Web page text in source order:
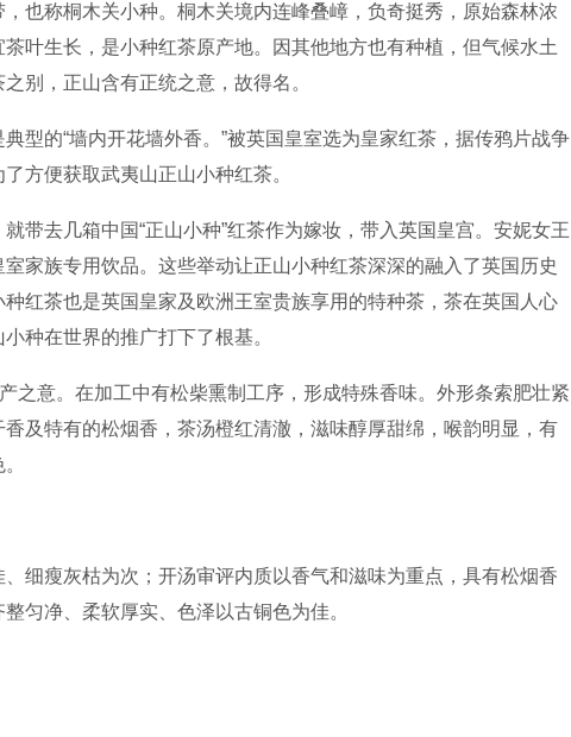
也称桐木关小种。桐木关境内连峰叠嶂，负奇挺秀，原始森林浓
叶生长，是小种红茶原产地。因其他地方也有种植，但气候水土
别，正山含有正统之意，故得名。
型的“墙内开花墙外香。”被英国皇室选为皇家红茶，据传鸦片战争
方便获取武夷山正山小种红茶。
带去几箱中国“正山小种”红茶作为嫁妆，带入英国皇宫。安妮女王
家族专用饮品。这些举动让正山小种红茶深深的融入了英国历史
红茶也是英国皇家及欧洲王室贵族享用的特种茶，茶在英国人心
种在世界的推广打下了根基。
之意。在加工中有松柴熏制工序，形成特殊香味。外形条索肥壮紧
及特有的松烟香，茶汤橙红清澈，滋味醇厚甜绵，喉韵明显，有
细瘦灰枯为次；开汤审评内质以香气和滋味为重点，具有松烟香
匀净、柔软厚实、色泽以古铜色为佳。